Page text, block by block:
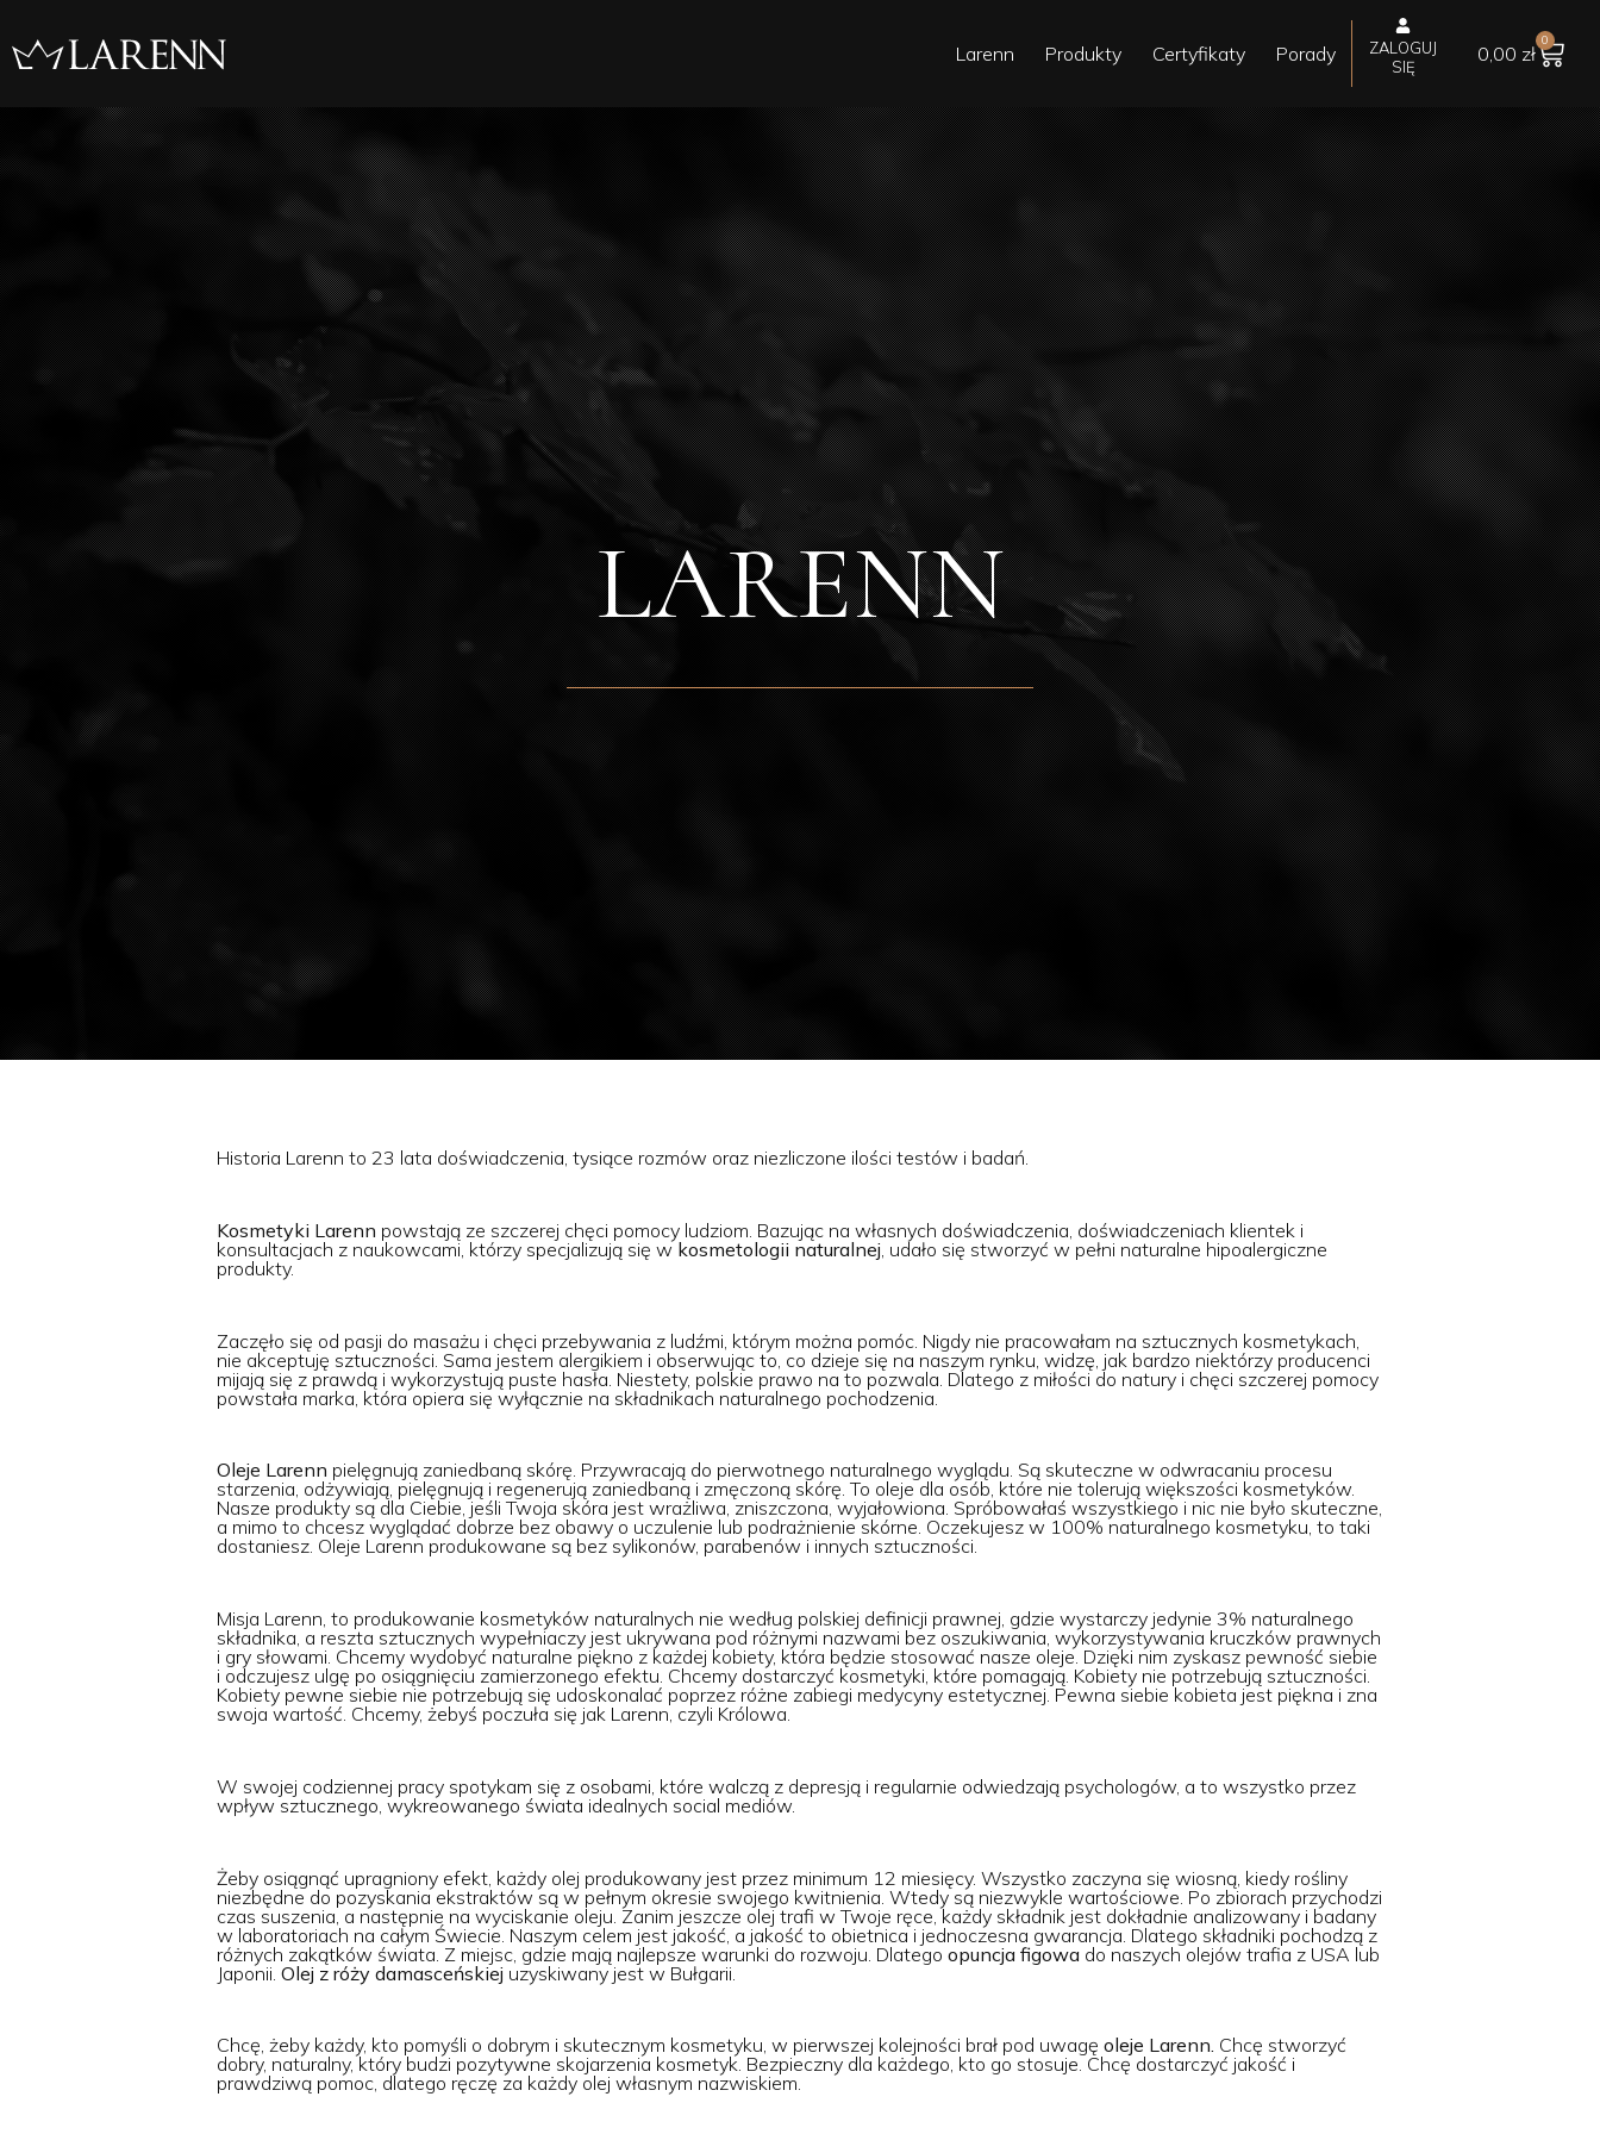
Larenn Produkty Certyfikaty Porady
ZALOGUJ
SIĘ
0,00 zł
0
LARENN
Historia Larenn to 23 lata doświadczenia, tysiące rozmów oraz niezliczone ilości testów i badań.
Kosmetyki Larenn powstają ze szczerej chęci pomocy ludziom. Bazując na własnych doświadczenia, doświadczeniach klientek i
konsultacjach z naukowcami, którzy specjalizują się wkosmetologii naturalnej , udało się stworzyć w pełni naturalne hipoalergiczne
produkty.
Zaczęło się od pasji do masażu i chęci przebywania z ludźmi, którym można pomóc. Nigdy nie pracowałam na sztucznych kosmetykach,
nie akceptuję sztuczności. Sama jestem alergikiem i obserwując to, co dzieje się na naszym rynku, widzę, jak bardzo niektórzy producenci
mijają się z prawdą i wykorzystują puste hasła. Niestety, polskie prawo na to pozwala. Dlatego z miłości do natury i chęci szczerej pomocy
powstała marka, która opiera się wyłącznie na składnikach naturalnego pochodzenia.
Oleje Larenn pielęgnują zaniedbaną skórę. Przywracają do pierwotnego naturalnego wyglądu. Są skuteczne w odwracaniu procesu
starzenia, odżywiają, pielęgnują i regenerują zaniedbaną i zmęczoną skórę. To oleje dla osób, które nie tolerują większości kosmetyków.
Nasze produkty są dla Ciebie, jeśli Twoja skóra jest wrażliwa, zniszczona, wyjałowiona. Spróbowałaś wszystkiego i nic nie było skuteczne,
a mimo to chcesz wyglądać dobrze bez obawy o uczulenie lub podrażnienie skórne. Oczekujesz w 100% naturalnego kosmetyku, to taki
dostaniesz. Oleje Larenn produkowane są bez sylikonów, parabenów i innych sztuczności.
Misja Larenn, to produkowanie kosmetyków naturalnych nie według polskiej definicji prawnej, gdzie wystarczy jedynie 3% naturalnego
składnika, a reszta sztucznych wypełniaczy jest ukrywana pod różnymi nazwami bez oszukiwania, wykorzystywania kruczków prawnych
i gry słowami. Chcemy wydobyć naturalne piękno z każdej kobiety, która będzie stosować nasze oleje. Dzięki nim zyskasz pewność siebie
i odczujesz ulgę po osiągnięciu zamierzonego efektu. Chcemy dostarczyć kosmetyki, które pomagają. Kobiety nie potrzebują sztuczności.
Kobiety pewne siebie nie potrzebują się udoskonalać poprzez różne zabiegi medycyny estetycznej. Pewna siebie kobieta jest piękna i zna
swoja wartość. Chcemy, żebyś poczuła się jak Larenn, czyli Królowa.
W swojej codziennej pracy spotykam się z osobami, które walczą z depresją i regularnie odwiedzają psychologów, a to wszystko przez
wpływ sztucznego, wykreowanego świata idealnych social mediów.
Żeby osiągnąć upragniony efekt, każdy olej produkowany jest przez minimum 12 miesięcy. Wszystko zaczyna się wiosną, kiedy rośliny
niezbędne do pozyskania ekstraktów są w pełnym okresie swojego kwitnienia. Wtedy są niezwykle wartościowe. Po zbiorach przychodzi
czas suszenia, a następnie na wyciskanie oleju. Zanim jeszcze olej trafi w Twoje ręce, każdy składnik jest dokładnie analizowany i badany
w laboratoriach na całym Świecie. Naszym celem jest jakość, a jakość to obietnica i jednoczesna gwarancja. Dlatego składniki pochodzą z
różnych zakątków świata. Z miejsc, gdzie mają najlepsze warunki do rozwoju. Dlatego opuncja figowa do naszych olejów trafia z USA lub
Japonii. Olej z róży damasceńskiej uzyskiwany jest w Bułgarii.
Chcę, żeby każdy, kto pomyśli o dobrym i skutecznym kosmetyku, w pierwszej kolejności brał pod uwagę oleje Larenn. Chcę stworzyć
dobry, naturalny, który budzi pozytywne skojarzenia kosmetyk. Bezpieczny dla każdego, kto go stosuje. Chcę dostarczyć jakość i
prawdziwą pomoc, dlatego ręczę za każdy olej własnym nazwiskiem.